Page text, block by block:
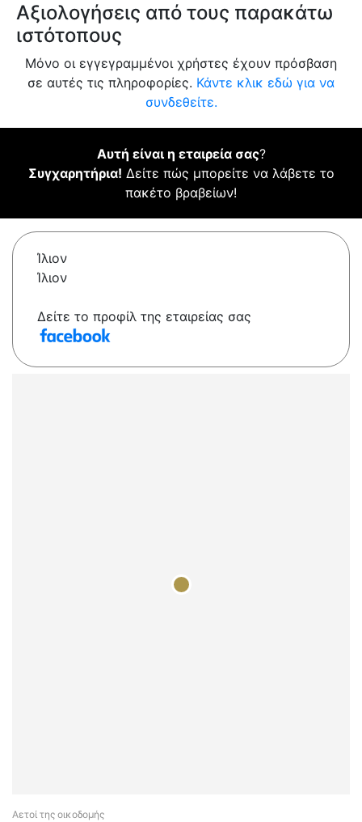
Αξιολογήσεις από τους παρακάτω
ιστότοπους
Μόνο οι εγγεγραμμένοι χρήστες έχουν πρόσβαση
σε αυτές τις πληροφορίες. Κάντε κλικ εδώ για να
συνδεθείτε.
Αυτή είναι η εταιρεία σας?
Συγχαρητήρια! Δείτε πώς μπορείτε να λάβετε το
πακέτο βραβείων!
Ίλιον
Ίλιον
Δείτε το προφίλ της εταιρείας σας
Αετοί της οικοδομής